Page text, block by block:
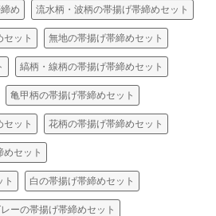
め 流水柄・波柄の帯揚げ帯締めセット
セット 無地の帯揚げ帯締めセット
縞柄・線柄の帯揚げ帯締めセット
亀甲柄の帯揚げ帯締めセット
ット 花柄の帯揚げ帯締めセット
セット
ト 白の帯揚げ帯締めセット
ーの帯揚げ帯締めセット